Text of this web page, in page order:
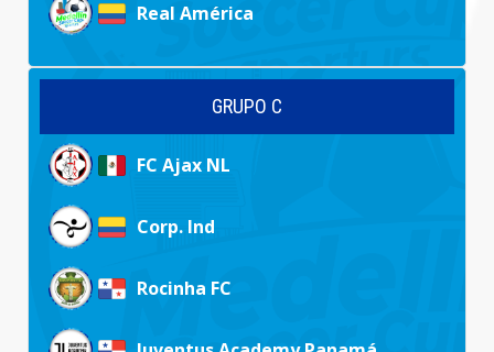
Real América
GRUPO C
FC Ajax NL
Corp. Ind
Rocinha FC